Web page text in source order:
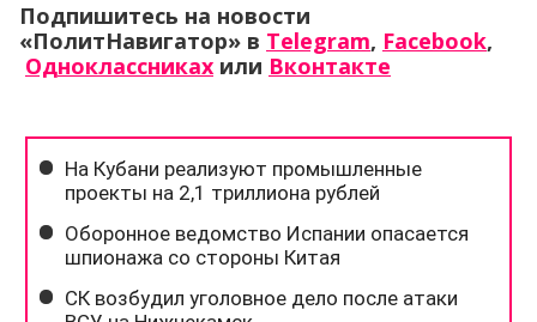
Подпишитесь на новости
«ПолитНавигатор» в Telegram, Facebook,
Одноклассниках или Вконтакте